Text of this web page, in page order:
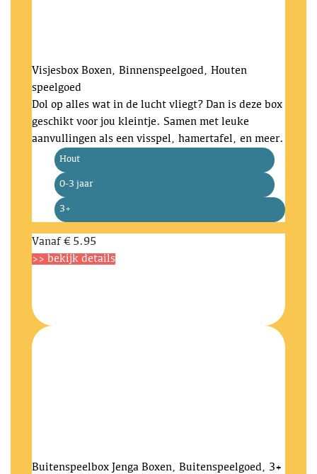
Visjesbox Boxen, Binnenspeelgoed, Houten
speelgoed
Dol op alles wat in de lucht vliegt? Dan is deze box
geschikt voor jou kleintje. Samen met leuke
aanvullingen als een visspel, hamertafel, en meer.
Hout
0-3 jaar
3+
Vanaf € 5.95
>> bekijk details
Buitenspeelbox Jenga Boxen, Buitenspeelgoed, 3+